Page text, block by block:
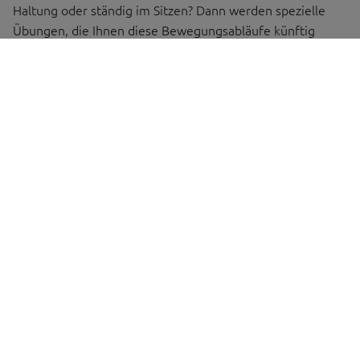
Haltung oder ständig im Sitzen? Dann werden spezielle
Übungen, die Ihnen diese Bewegungsabläufe künftig